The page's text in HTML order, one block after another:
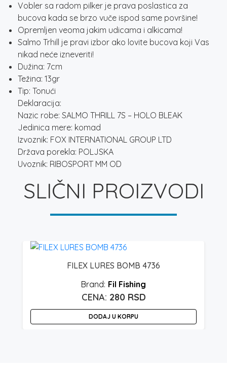
Vobler sa radom pilker je prava poslastica za
bucova kada se brzo vuče ispod same površine!
Opremljen veoma jakim udicama i alkicama!
Salmo Trhill je pravi izbor ako lovite bucova koji Vas
nikad neće izneveriti!
Dužina: 7cm
Težina: 13gr
Tip: Tonući
Deklaracija:
Nazic robe: SALMO THRILL 7S – HOLO BLEAK
Jedinica mere: komad
Izvoznik: FOX INTERNATIONAL GROUP LTD
Država porekla: POLJSKA
Uvoznik: RIBOSPORT MM OD
SLIČNI PROIZVODI
FILEX LURES BOMB 4736
Fil Fishing
280 RSD
DODAJ U KORPU